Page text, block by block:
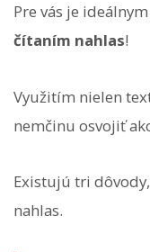
Pre vás je
čítaním nahlas!
Využitím nielen
nemčinu osvojiť
Existujú tri
nahlas.